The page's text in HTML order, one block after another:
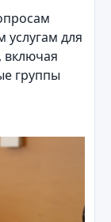
для
включая
группы